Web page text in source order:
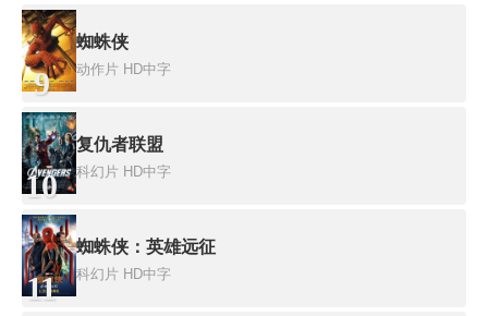
9
蜘蛛侠
动作片 HD中字
10
复仇者联盟
科幻片 HD中字
11
蜘蛛侠：英雄远征
科幻片 HD中字